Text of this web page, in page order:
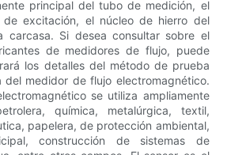
principal del tubo de medición, el
excitación, el núcleo de hierro del
carcasa. Si desea consultar sobre el
de medidores de flujo, puede
los detalles del método de prueba
del medidor de flujo electromagnético.
se utiliza ampliamente
química, metalúrgica, textil,
papelera, de protección ambiental,
construcción de sistemas de